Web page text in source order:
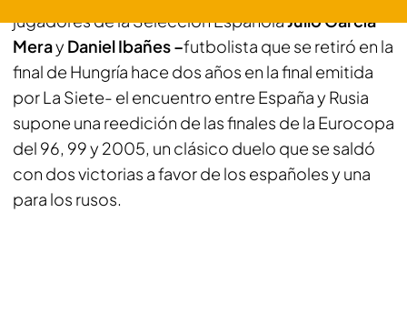
jugadores de la Selección EspañolaJulio García
Meray Daniel Ibañes –futbolista que se retiró en la
final de Hungría hace dos años en la final emitida
por La Siete- el encuentro entre España y Rusia
supone una reedición de las finales de la Eurocopa
del 96, 99 y 2005, un clásico duelo que se saldó
con dos victorias a favor de los españoles y una
para los rusos.